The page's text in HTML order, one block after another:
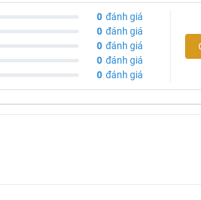
0 đánh giá
0 đánh giá
0 đánh giá
0 đánh giá
0 đánh giá